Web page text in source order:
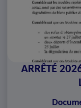
ARRÊTÉ